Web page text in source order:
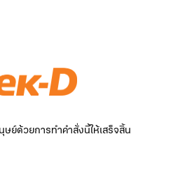
ย์ด้วยการทำคำสั่งนี้ให้เสร็จสิ้น